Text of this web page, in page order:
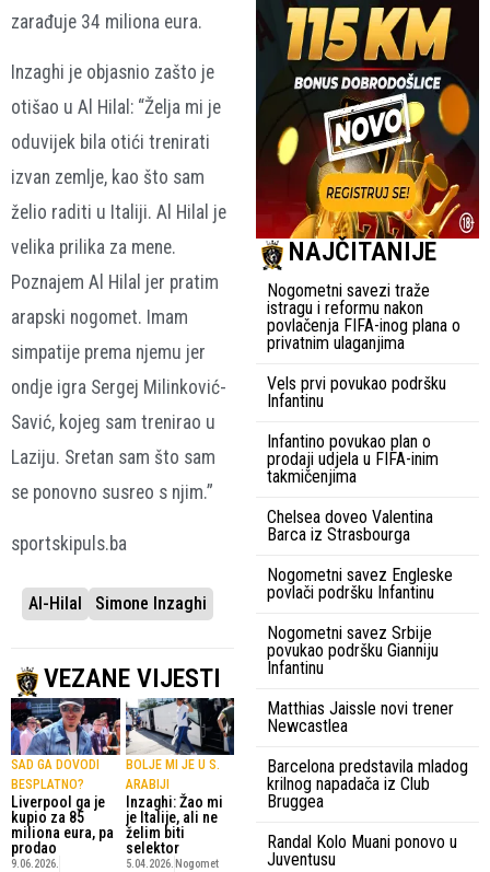
zarađuje 34 miliona eura.
Inzaghi je objasnio zašto je
otišao u Al Hilal: “Želja mi je
oduvijek bila otići trenirati
izvan zemlje, kao što sam
želio raditi u Italiji. Al Hilal je
velika prilika za mene.
Poznajem Al Hilal jer pratim
arapski nogomet. Imam
simpatije prema njemu jer
ondje igra Sergej Milinković-
Savić, kojeg sam trenirao u
Laziju. Sretan sam što sam
se ponovno susreo s njim.”
sportskipuls.ba
Al-Hilal Simone Inzaghi
VEZANE VIJESTI
SAD GA DOVODI
BESPLATNO?
Liverpool ga je
kupio za 85
miliona eura, pa
prodao
9.06.2026.
BOLJE MI JE U S.
ARABIJI
Inzaghi: Žao mi
je Italije, ali ne
želim biti
selektor
5.04.2026. Nogomet
NAJČITANIJE
Nogometni savezi traže
istragu i reformu nakon
povlačenja FIFA-inog plana o
privatnim ulaganjima
Vels prvi povukao podršku
Infantinu
Infantino povukao plan o
prodaji udjela u FIFA-inim
takmičenjima
Chelsea doveo Valentina
Barca iz Strasbourga
Nogometni savez Engleske
povlači podršku Infantinu
Nogometni savez Srbije
povukao podršku Gianniju
Infantinu
Matthias Jaissle novi trener
Newcastlea
Barcelona predstavila mladog
krilnog napadača iz Club
Bruggea
Randal Kolo Muani ponovo u
Juventusu